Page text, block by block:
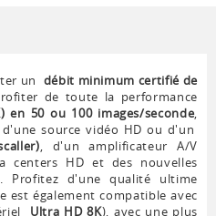
un débit minimum certifié de
de toute la performance
en 50 ou 100 images/seconde,
d'une source vidéo HD ou d'un
, d'un amplificateur A/V
centers HD et des nouvelles
Profitez d'une qualité ultime
est également compatible avec
Ultra HD 8K), avec une plus